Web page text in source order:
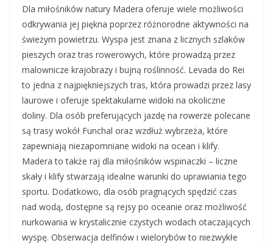
Dla miłośników natury Madera oferuje wiele możliwości
odkrywania jej piękna poprzez różnorodne aktywności na
świeżym powietrzu. Wyspa jest znana z licznych szlaków
pieszych oraz tras rowerowych, które prowadzą przez
malownicze krajobrazy i bujną roślinność. Levada do Rei
to jedna z najpiękniejszych tras, która prowadzi przez lasy
laurowe i oferuje spektakularne widoki na okoliczne
doliny. Dla osób preferujących jazdę na rowerze polecane
są trasy wokół Funchal oraz wzdłuż wybrzeża, które
zapewniają niezapomniane widoki na ocean i klify.
Madera to także raj dla miłośników wspinaczki – liczne
skały i klify stwarzają idealne warunki do uprawiania tego
sportu. Dodatkowo, dla osób pragnących spędzić czas
nad wodą, dostępne są rejsy po oceanie oraz możliwość
nurkowania w krystalicznie czystych wodach otaczających
wyspę. Obserwacja delfinów i wielorybów to niezwykłe